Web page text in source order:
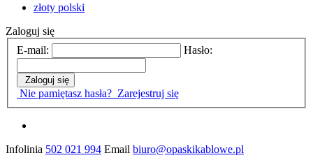
złoty polski
Zaloguj się
E-mail:
Hasło:
Zaloguj się
Nie pamiętasz hasła? Zarejestruj się
Infolinia 502 021 994 Email biuro@opaskikablowe.pl